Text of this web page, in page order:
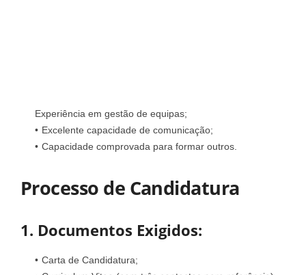
Experiência em gestão de equipas;
Excelente capacidade de comunicação;
Capacidade comprovada para formar outros.
Processo de Candidatura
1. Documentos Exigidos:
Carta de Candidatura;